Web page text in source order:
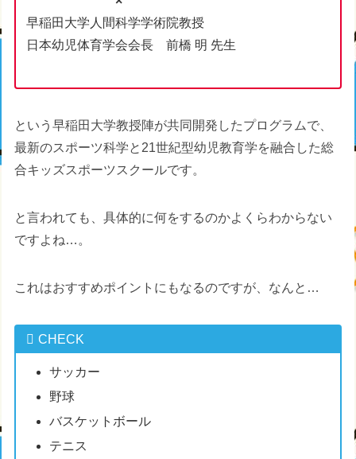
早稲田大学人間科学学術院教授
日本幼児体育学会会長 前橋 明 先生
という早稲田大学教授陣が共同開発したプログラムで、
最新のスポーツ科学と21世紀型幼児教育学を融合した総
合キッズスポーツスクールです。
と言われても、具体的に何をするのかよくらわからない
ですよね…。
これはおすすめポイントにもなるのですが、なんと…
CHECK
サッカー
野球
バスケットボール
テニス